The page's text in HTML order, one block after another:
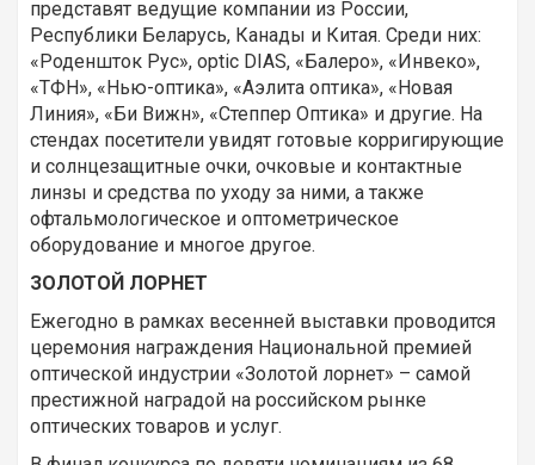
представят ведущие компании из России,
Республики Беларусь, Канады и Китая. Среди них:
«Роденшток Рус», optic DIAS, «Балеро», «Инвеко»,
«ТФН», «Нью-оптика», «Аэлита оптика», «Новая
Линия», «Би Вижн», «Степпер Оптика» и другие. На
стендах посетители увидят готовые корригирующие
и солнцезащитные очки, очковые и контактные
линзы и средства по уходу за ними, а также
офтальмологическое и оптометрическое
оборудование и многое другое.
ЗОЛОТОЙ ЛОРНЕТ
Ежегодно в рамках весенней выставки проводится
церемония награждения Национальной премией
оптической индустрии «Золотой лорнет» – самой
престижной наградой на российском рынке
оптических товаров и услуг.